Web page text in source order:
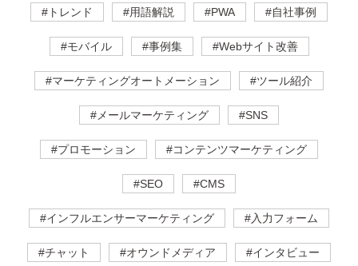
#トレンド #用語解説 #PWA #自社事例
#モバイル #事例集 #Webサイト改善
#マーケティングオートメーション #ツール紹介
#メールマーケティング #SNS
#プロモーション #コンテンツマーケティング
#SEO #CMS
#インフルエンサーマーケティング #入力フォーム
#チャット #オウンドメディア #インタビュー